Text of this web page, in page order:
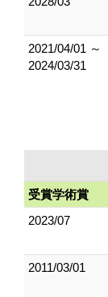
2021/04/01 ～
2024/03/31
受賞学術賞
2023/07
2011/03/01